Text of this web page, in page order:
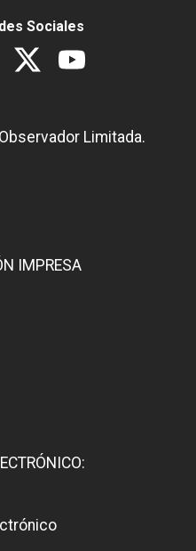
Sociales
Limitada.
IMPRESA